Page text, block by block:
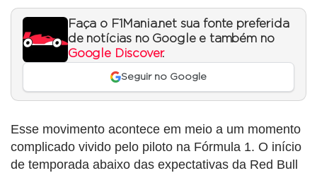
Faça o F1Mania.net sua fonte preferida
de notícias no Google e também no
Google Discover.
Seguir no Google
Esse movimento acontece em meio a um momento
complicado vivido pelo piloto na Fórmula 1. O início
de temporada abaixo das expectativas da Red Bull